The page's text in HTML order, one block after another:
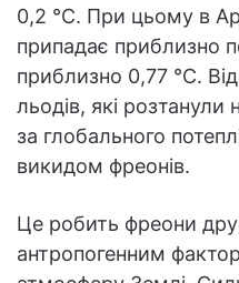
0,2 °C. При цьому в
припадає приблизно
приблизно 0,77 °C.
льодів, які розтанули
за глобального
викидом фреонів.
Це робить фреони
антропогенним